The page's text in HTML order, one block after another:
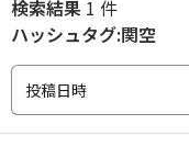
検索結果 1 件
ハッシュタグ:関空
投稿日時